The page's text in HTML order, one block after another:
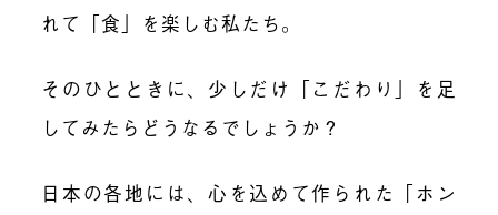
れて「食」を楽しむ私たち。
そのひとときに、少しだけ「こだわり」を足
してみたらどうなるでしょうか？
日本の各地には、心を込めて作られた「ホン